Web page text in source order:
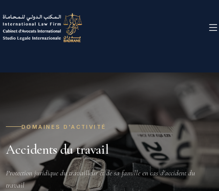
DOMAINES D'ACTIVITÉ
Accidents du travail
Protection juridique du travailleur et de sa famille en cas d'accident du
travail